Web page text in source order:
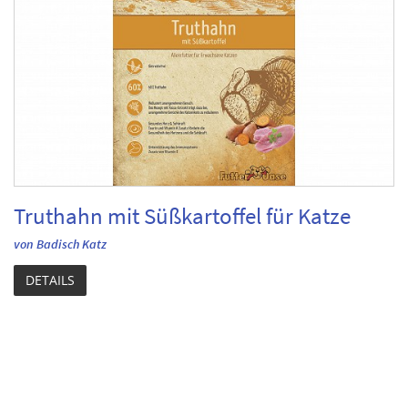
Truthahn mit Süßkartoffel für Katze
von Badisch Katz
DETAILS